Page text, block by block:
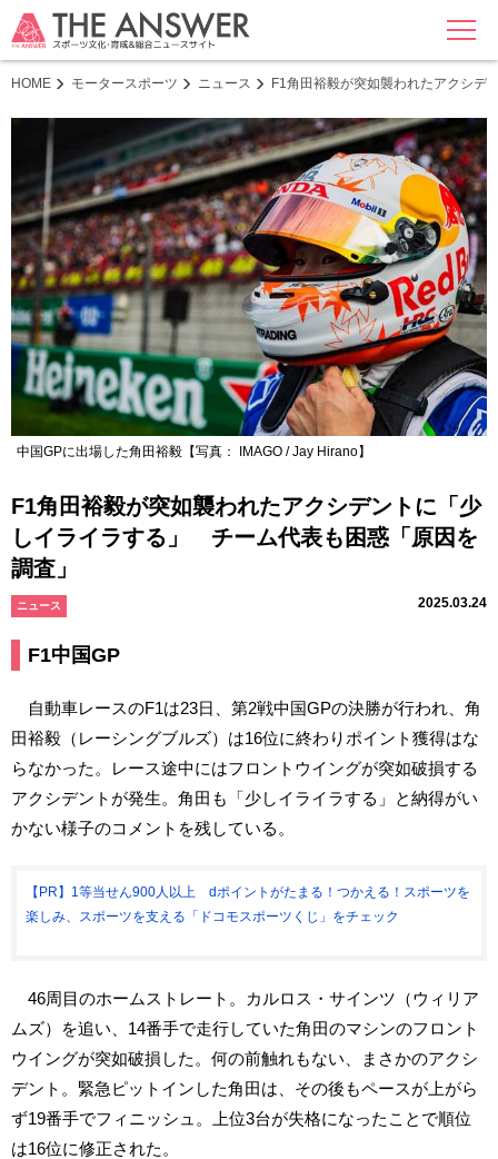
MENU
HOME モータースポーツ ニュース F1角田裕毅が突如襲われたアクシ
中国GPに出場した角田裕毅【写真： IMAGO / Jay Hirano】
F1角田裕毅が突如襲われたアクシデントに「少
しイライラする」 チーム代表も困惑「原因を
調査」
ニュース 2025.03.24
F1中国GP
自動車レースのF1は23日、第2戦中国GPの決勝が行われ、角
田裕毅（レーシングブルズ）は16位に終わりポイント獲得はな
らなかった。レース途中にはフロントウイングが突如破損する
アクシデントが発生。角田も「少しイライラする」と納得がい
かない様子のコメントを残している。
【PR】1等当せん900人以上 dポイントがたまる！つかえる！スポーツを
楽しみ、スポーツを支える「ドコモスポーツくじ」をチェック
46周目のホームストレート。カルロス・サインツ（ウィリア
ムズ）を追い、14番手で走行していた角田のマシンのフロント
ウイングが突如破損した。何の前触れもない、まさかのアクシ
デント。緊急ピットインした角田は、その後もペースが上がら
ず19番手でフィニッシュ。上位3台が失格になったことで順位
は16位に修正された。